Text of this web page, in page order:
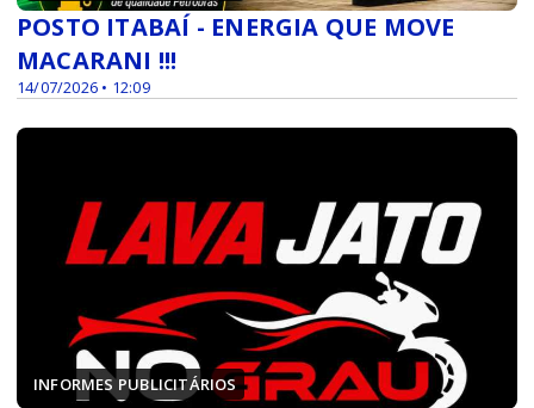
14/07/2026 • 12:09
POSTO ITABAÍ - ENERGIA QUE MOVE
MACARANI !!!
INFORMES PUBLICITÁRIOS